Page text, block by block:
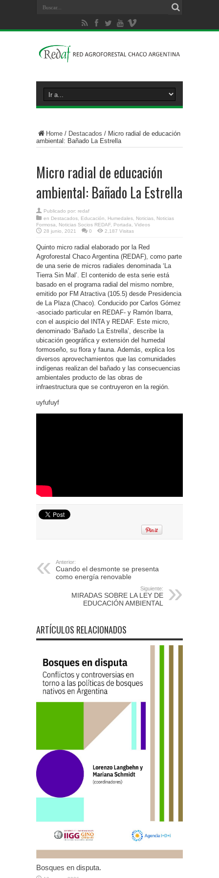
Home / Destacados / Micro radial de educación
ambiental: Bañado La Estrella
Micro radial de educación
ambiental: Bañado La Estrella
Publicado por: redaf
en Destacados Educación Humedales Noticias
Noticias
Formosa
Noticias Socios REDAF, Portada
Videos
28 junio, 2021
0 2,187 Visitas
Quinto micro radial elaborado por la Red
Agroforestal Chaco Argentina (REDAF), como parte
de una serie de micros radiales denominada ‘La
Tierra Sin Mal’. El contenido de esta serie está
basado en el programa radial del mismo nombre,
emitido por FM Atractiva (105.5) desde Presidencia
de La Plaza (Chaco). Conducido por Carlos Gómez
-asociado particular en REDAF- y Ramón Ibarra,
con el auspicio del INTA y REDAF. Este micro,
denominado ‘Bañado La Estrella’, describe la
ubicación geográfica y extensión del humedal
formoseño, su flora y fauna. Además, explica los
diversos aprovechamientos que las comunidades
indígenas realizan del bañado y las consecuencias
ambientales producto de las obras de
infraestructura que se contruyeron en la región.
uyfufuyf
Anterior:
Cuando el desmonte se presenta
como energía renovable
Siguiente:
MIRADAS SOBRE LA LEY DE
EDUCACIÓN AMBIENTAL
ARTÍCULOS RELACIONADOS
Bosques en disputa.